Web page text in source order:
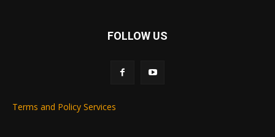
FOLLOW US
Terms and Policy Services